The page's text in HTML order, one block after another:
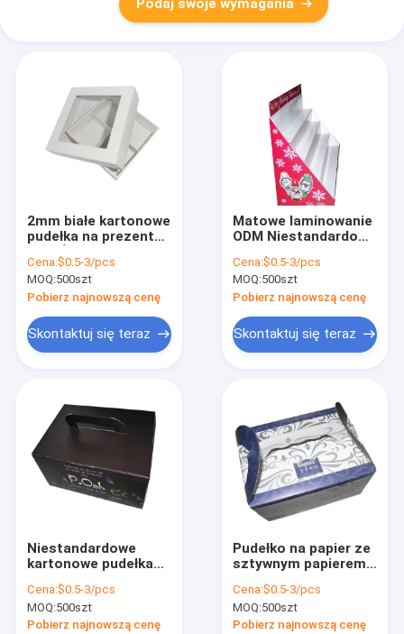
Podaj swoje wymagania
2mm białe kartonowe
pudełka na prezenty
opakowania
kosmetyczne Małe
płaskie
Cena:$0.5-3/pcs
MOQ:500szt
Pobierz najnowszą cenę
Skontaktuj się teraz
Matowe laminowanie
ODM Niestandardowe
Opakowania na
prezenty cukierków
OPP
Cena:$0.5-3/pcs
MOQ:500szt
Pobierz najnowszą cenę
Skontaktuj się teraz
Niestandardowe
kartonowe pudełka
Luksusowy papier do
pakowania 350
gramów C1s
Cena:$0.5-3/pcs
MOQ:500szt
Pobierz najnowszą cenę
Pudełko na papier ze
sztywnym papierem
m2 Luksusowy
składany elegancki
karton
Cena:$0.5-3/pcs
MOQ:500szt
Pobierz najnowszą cenę